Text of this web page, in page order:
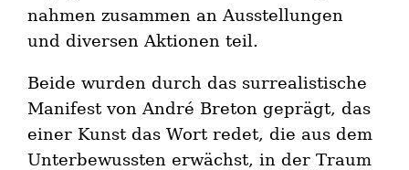
nahmen zusammen an Ausstellungen
und diversen Aktionen teil.
Beide wurden durch das surrealistische
Manifest von André Breton geprägt, das
einer Kunst das Wort redet, die aus dem
Unterbewussten erwächst, in der Traum